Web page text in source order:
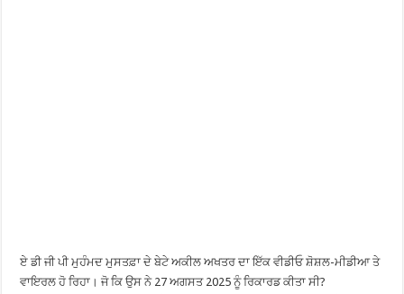
ਏ ਡੀ ਜੀ ਪੀ ਮੁਹੰਮਦ ਮੁਸਤਫ਼ਾ ਦੇ ਬੇਟੇ ਅਕੀਲ ਅਖਤਰ ਦਾ ਇੱਕ ਵੀਡੀਓ ਸ਼ੋਸ਼ਲ-ਮੀਡੀਆ ਤੇ
ਵਾਇਰਲ ਹੋ ਰਿਹਾ। ਜੋ ਕਿ ਉਸ ਨੇ 27 ਅਗਸਤ 2025 ਨੂੰ ਰਿਕਾਰਡ ਕੀਤਾ ਸੀ?